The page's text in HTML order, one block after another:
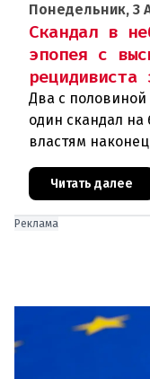
Понедельник, 3
Скандал в
эпопея с
рецидивиста
Два с половиной
один скандал на
властям
летнего
время успел
Читать далее
Реклама